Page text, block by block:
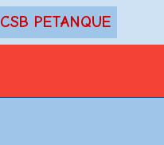
CSB PETANQUE